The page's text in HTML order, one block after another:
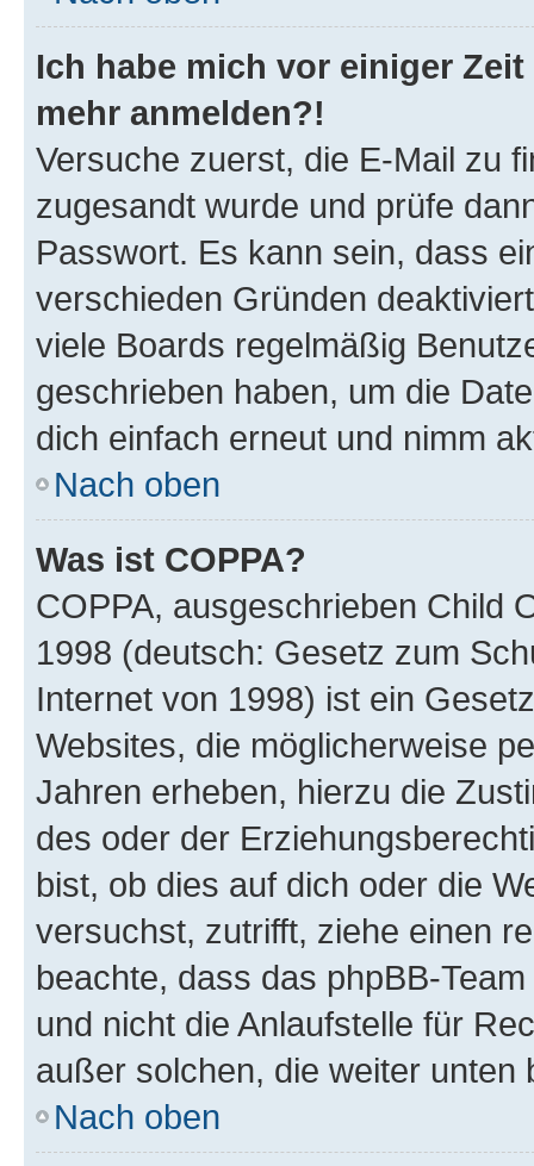
Ich habe mich vor einiger
mehr anmelden?!
Versuche zuerst, die E-Mail zu
zugesandt wurde und prüfe
Passwort. Es kann sein, dass
verschieden Gründen
viele Boards regelmäßig
geschrieben haben, um die
dich einfach erneut und nimm
Nach oben
Was ist COPPA?
COPPA, ausgeschrieben Child
1998 (deutsch: Gesetz zum
Internet von 1998) ist ein
Websites, die möglicherweise
Jahren erheben, hierzu die
des oder der
bist, ob dies auf dich oder die
versuchst, zutrifft, ziehe einen
beachte, dass das phpBB-
und nicht die Anlaufstelle für
außer solchen, die weiter unten
Nach oben